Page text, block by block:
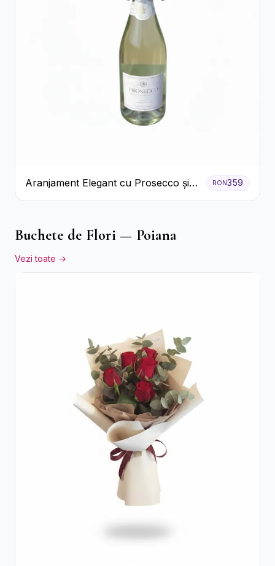
Aranjament Elegant cu Prosecco și
Flori Galbene.
RON359
Buchete de Flori — Poiana
Vezi toate →